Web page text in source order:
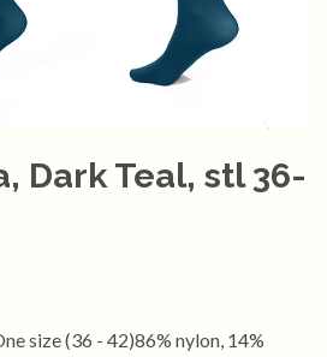
Dark Teal, stl 36-
size (36 - 42)86% nylon, 14%